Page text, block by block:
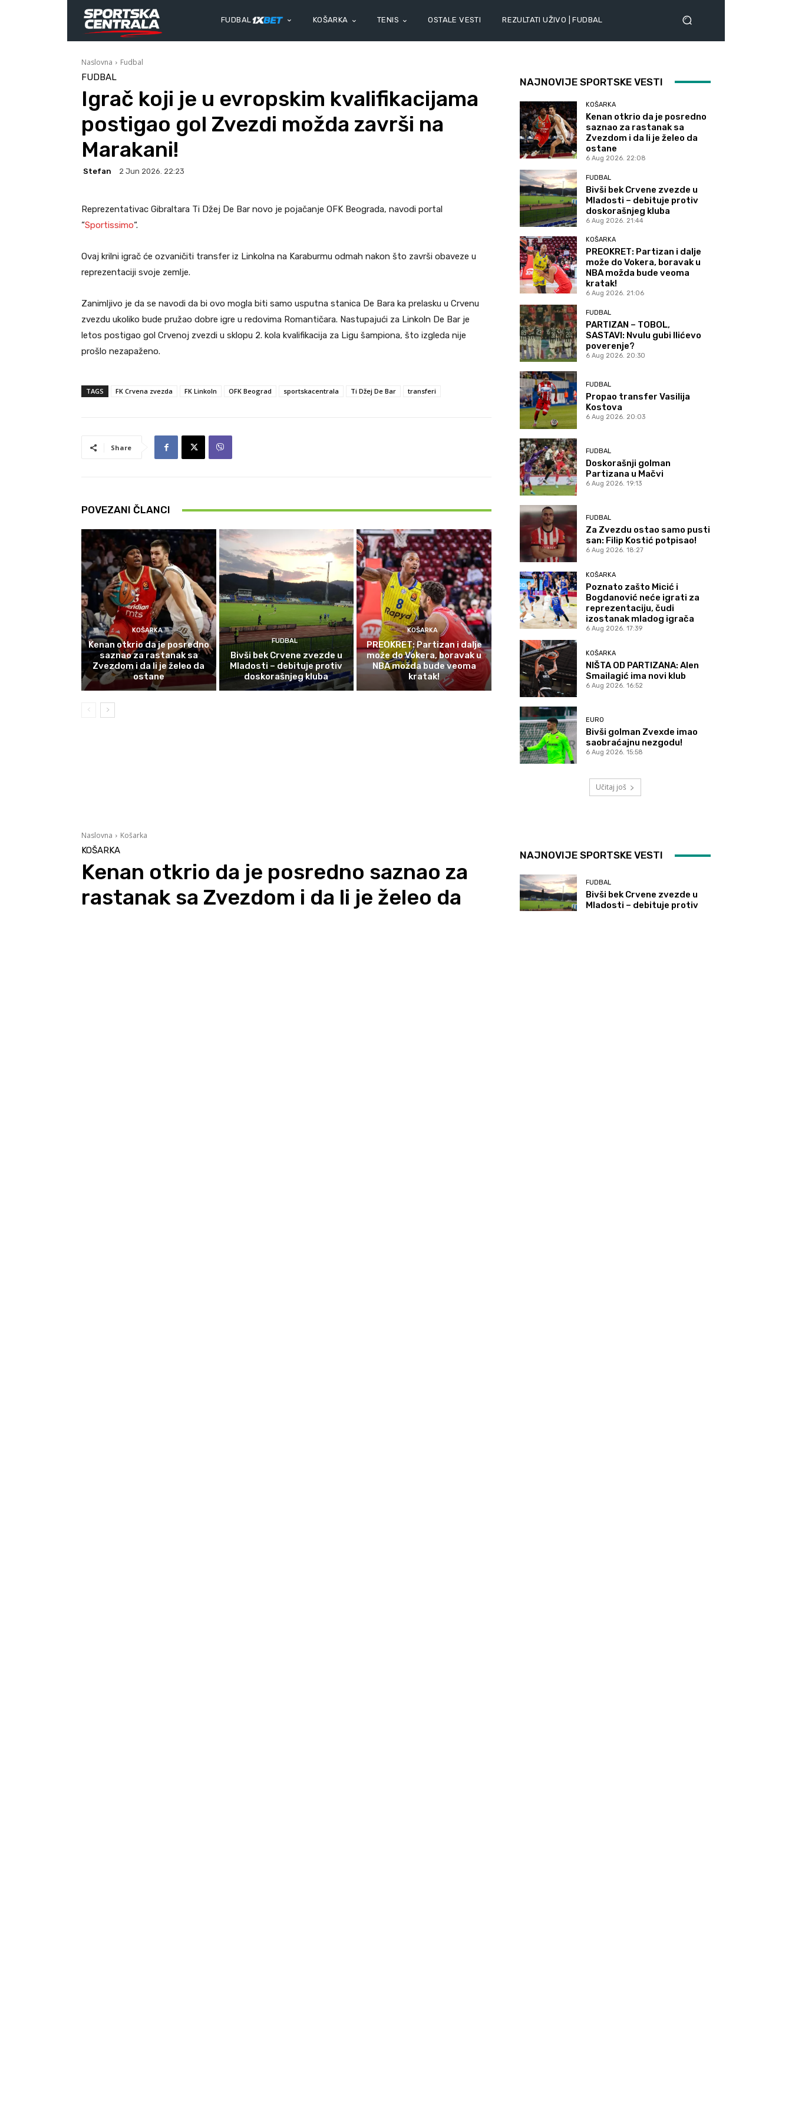
FUDBAL KOŠARKA TENIS OSTALE VESTI REZULTATI UŽIVO | FUDBAL
Naslovna Fudbal
FUDBAL
Igrač koji je u evropskim kvalifikacijama
postigao gol Zvezdi možda završi na
Marakani!
Stefan 2 Jun 2026. 22:23
Reprezentativac Gibraltara Ti Džej De Bar novo je pojačanje OFK Beograda, navodi portal
“Sportissimo“.
Ovaj krilni igrač će ozvaničiti transfer iz Linkolna na Karaburmu odmah nakon što završi obaveze u
reprezentaciji svoje zemlje.
Zanimljivo je da se navodi da bi ovo mogla biti samo usputna stanica De Bara ka prelasku u Crvenu
zvezdu ukoliko bude pružao dobre igre u redovima Romantičara. Nastupajući za Linkoln De Bar je
letos postigao gol Crvenoj zvezdi u sklopu 2. kola kvalifikacija za Ligu šampiona, što izgleda nije
prošlo nezapaženo.
TAGS FK Crvena zvezda FK Linkoln OFK Beograd sportskacentrala Ti Džej De Bar transferi
Share
POVEZANI ČLANCI
KOŠARKA
Kenan otkrio da je posredno
saznao za rastanak sa
Zvezdom i da li je želeo da
ostane
FUDBAL
Bivši bek Crvene zvezde u
Mladosti – debituje protiv
doskorašnjeg kluba
KOŠARKA
PREOKRET: Partizan i dalje
može do Vokera, boravak u
NBA možda bude veoma
kratak!
NAJNOVIJE SPORTSKE VESTI
KOŠARKA
Kenan otkrio da je posredno
saznao za rastanak sa
Zvezdom i da li je želeo da
ostane
6 Aug 2026. 22:08
FUDBAL
Bivši bek Crvene zvezde u
Mladosti – debituje protiv
doskorašnjeg kluba
6 Aug 2026. 21:44
KOŠARKA
PREOKRET: Partizan i dalje
može do Vokera, boravak u
NBA možda bude veoma
kratak!
6 Aug 2026. 21:06
FUDBAL
PARTIZAN – TOBOL,
SASTAVI: Nvulu gubi Ilićevo
poverenje?
6 Aug 2026. 20:30
FUDBAL
Propao transfer Vasilija
Kostova
6 Aug 2026. 20:03
FUDBAL
Doskorašnji golman
Partizana u Mačvi
6 Aug 2026. 19:13
FUDBAL
Za Zvezdu ostao samo pusti
san: Filip Kostić potpisao!
6 Aug 2026. 18:27
KOŠARKA
Poznato zašto Micić i
Bogdanović neće igrati za
reprezentaciju, čudi
izostanak mladog igrača
6 Aug 2026. 17:39
KOŠARKA
NIŠTA OD PARTIZANA: Alen
Smailagić ima novi klub
6 Aug 2026. 16:52
EURO
Bivši golman Zvexde imao
saobraćajnu nezgodu!
6 Aug 2026. 15:58
Učitaj još